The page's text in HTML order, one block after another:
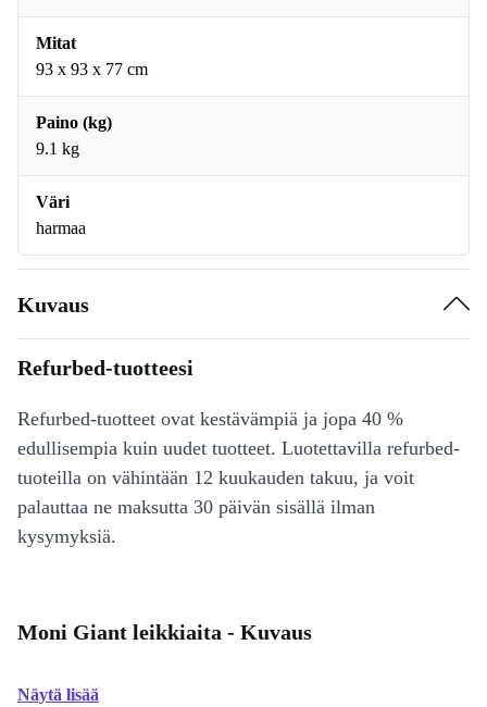
Mitat
93 x 93 x 77 cm
Paino (kg)
9.1 kg
Väri
harmaa
Kuvaus
Refurbed-tuotteesi
Refurbed-tuotteet ovat kestävämpiä ja jopa 40 %
edullisempia kuin uudet tuotteet. Luotettavilla refurbed-
tuoteilla on vähintään 12 kuukauden takuu, ja voit
palauttaa ne maksutta 30 päivän sisällä ilman
kysymyksiä.
Moni Giant leikkiaita - Kuvaus
Näytä lisää